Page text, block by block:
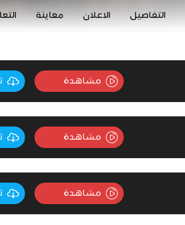
التفاصيل الاعلان معاينة
مشاهدة
مشاهدة
مشاهدة